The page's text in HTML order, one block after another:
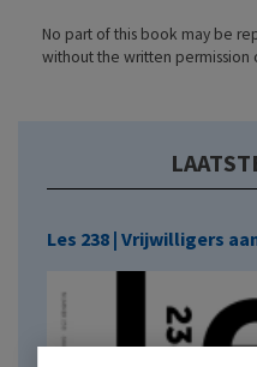
No part of this book may be
without the written permission
Les 238 | Vrijwilligers